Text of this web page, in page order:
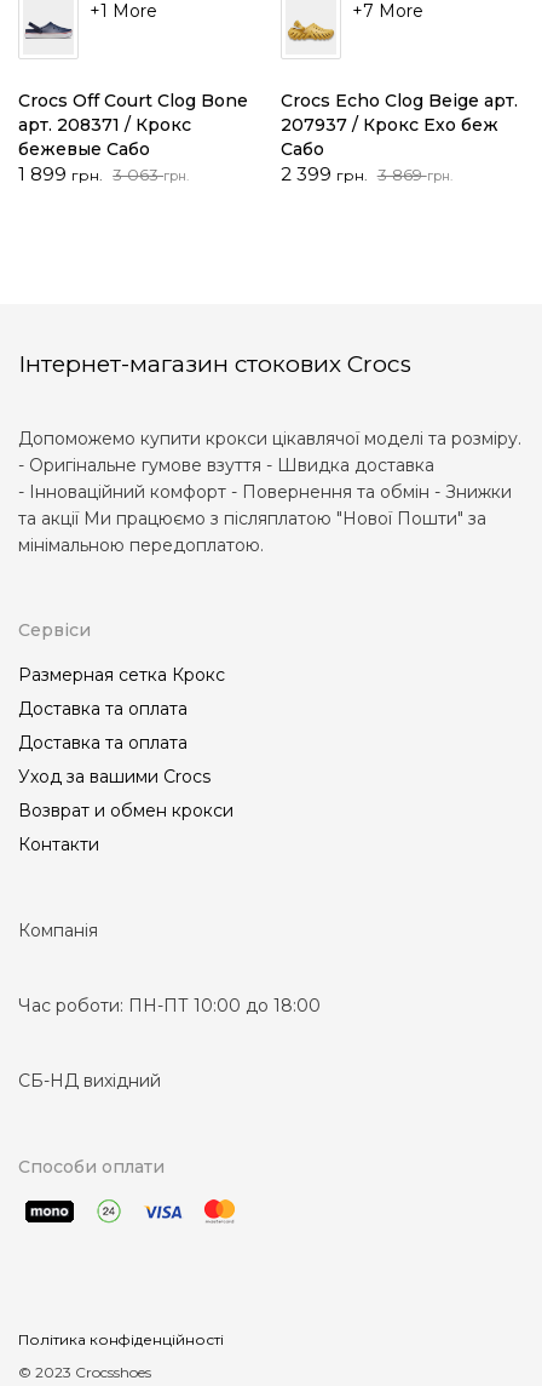
+1 More
Crocs Off Court Clog Bone
арт. 208371 / Крокс
бежевые Сабо
3 063грн.
Первоначальная
1 899 грн.
Текущая
+7 More
Crocs Echo Clog Beige арт.
207937 / Крокс Ехо беж
Сабо
3 869грн.
Первоначальная
2 399 грн.
Текущая
Інтернет-магазин стокових Crocs
Допоможемо купити крокси цікавлячої моделі та розміру.
- Оригінальне гумове взуття - Швидка доставка
- Інноваційний комфорт - Повернення та обмін - Знижки
та акції Ми працюємо з післяплатою "Нової Пошти" за
мінімальною передоплатою.
Сервіси
Размерная сетка Крокс
Доставка та оплата
Доставка та оплата
Уход за вашими Crocs
Возврат и обмен крокси
Контакти
Компанія
Час роботи: ПН-ПТ 10:00 до 18:00
СБ-НД вихідний
Способи оплати
Політика конфіденційності
© 2023 Crocsshoes